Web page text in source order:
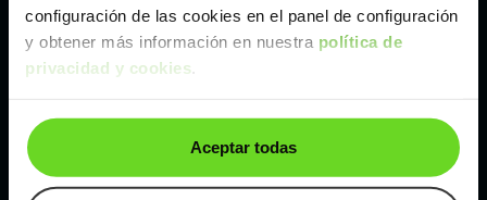
configuración de las cookies en el panel de configuración
y obtener más información en nuestra política de
privacidad y cookies.
Aceptar todas
Zaragoza
Ver Dacia Dokker de segunda mano y ocasión
Dacia Dokker de segunda mano y ocasión